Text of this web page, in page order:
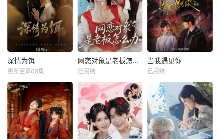
深情为饵
更新至第08集
网恋对象是老板怎么办
已完结
当我遇见你
已完结